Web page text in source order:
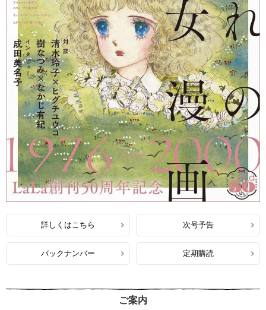
詳しくはこちら 次号予告
バックナンバー 定期購読
ご案内